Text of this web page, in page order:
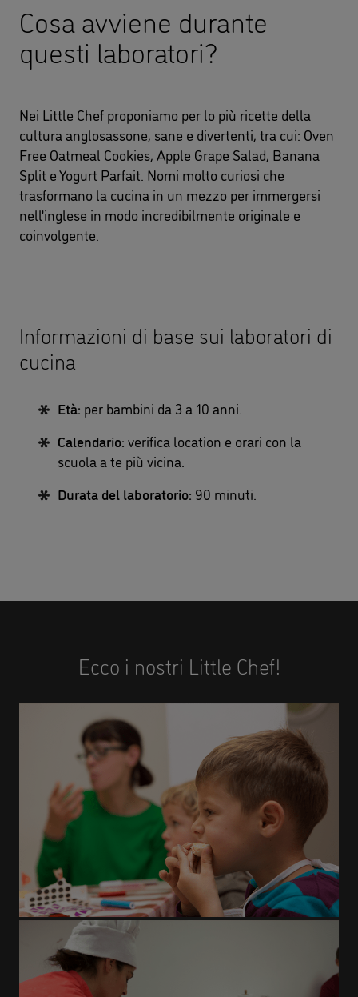
Cosa avviene durante
questi laboratori?
Nei Little Chef proponiamo per lo più ricette della
cultura anglosassone, sane e divertenti, tra cui: Oven
Free Oatmeal Cookies, Apple Grape Salad, Banana
Split e Yogurt Parfait. Nomi molto curiosi che
trasformano la cucina in un mezzo per immergersi
nell’inglese in modo incredibilmente originale e
coinvolgente.
Informazioni di base sui laboratori di
cucina
Età: per bambini da 3 a 10 anni.
Calendario: verifica location e orari con la
scuola a te più vicina.
Durata del laboratorio: 90 minuti.
Ecco i nostri Little Chef!